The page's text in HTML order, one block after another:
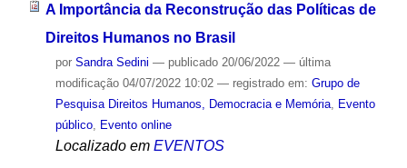
A Importância da Reconstrução das Políticas de
Direitos Humanos no Brasil
por Sandra Sedini — publicado20/06/2022 — última
modificação04/07/2022 10:02 — registrado em: Grupo de
Pesquisa Direitos Humanos, Democracia e Memória, Evento
público, Evento online
Localizado em EVENTOS